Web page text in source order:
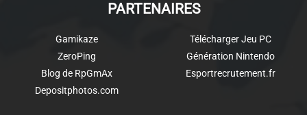
PARTENAIRES
Gamikaze
ZeroPing
Blog de RpGmAx
Depositphotos.com
Télécharger Jeu PC
Génération Nintendo
Esportrecrutement.fr